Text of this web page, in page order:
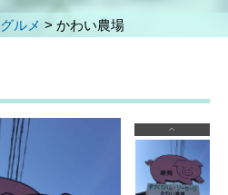
グルメ >かわい農場